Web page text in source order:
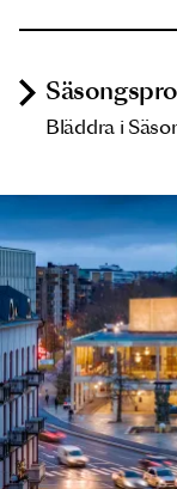
Bläddra i